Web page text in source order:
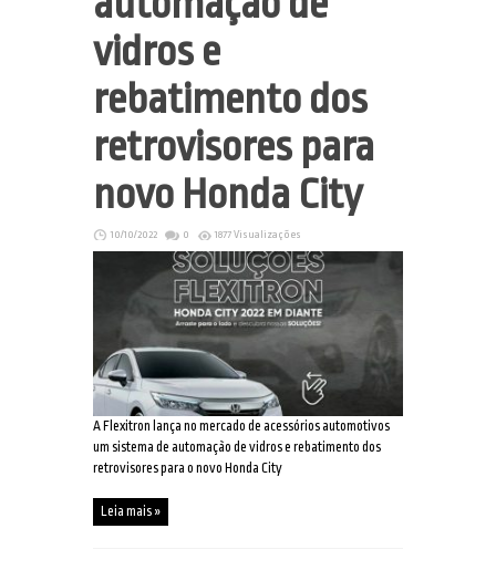
vidros e
rebatimento dos
retrovisores para
novo Honda City
10/10/2022 0 1877 Visualizações
A Flexitron lança no mercado de acessórios automotivos
um sistema de automação de vidros e rebatimento dos
retrovisores para o novo Honda City
Leia mais »